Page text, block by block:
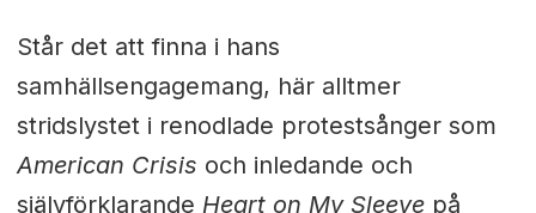
Står det att finna i hans
samhällsengagemang, här alltmer
stridslystet i renodlade protestsånger som
American Crisis och inledande och
självförklarande Heart on My Sleevepå